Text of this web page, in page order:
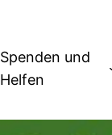
Spenden und
Helfen